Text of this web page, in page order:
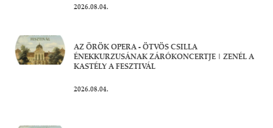
2026.08.04.
AZ ÖRÖK OPERA - ÖTVÖS CSILLA
ÉNEKKURZUSÁNAK ZÁRÓKONCERTJE | ZENÉL A
KASTÉLY A FESZTIVÁL
2026.08.04.